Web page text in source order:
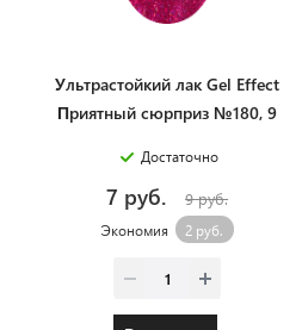
Ультрастойкий лак Gel Effect
Приятный сюрприз №180, 9
Достаточно
7 руб. 9 руб.
Экономия 2 руб.